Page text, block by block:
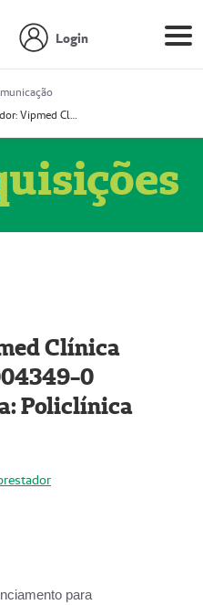
Login
Prestador: Vipmed Clínica Geral Ltda, 51004349-0 (Nome Fantasia: Policlínica Master)
Clínica
0
Policlínica
para